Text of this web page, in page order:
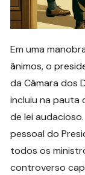
Em uma
ânimos, o
da Câmara dos
incluiu na
de lei
pessoal do
todos os
controverso